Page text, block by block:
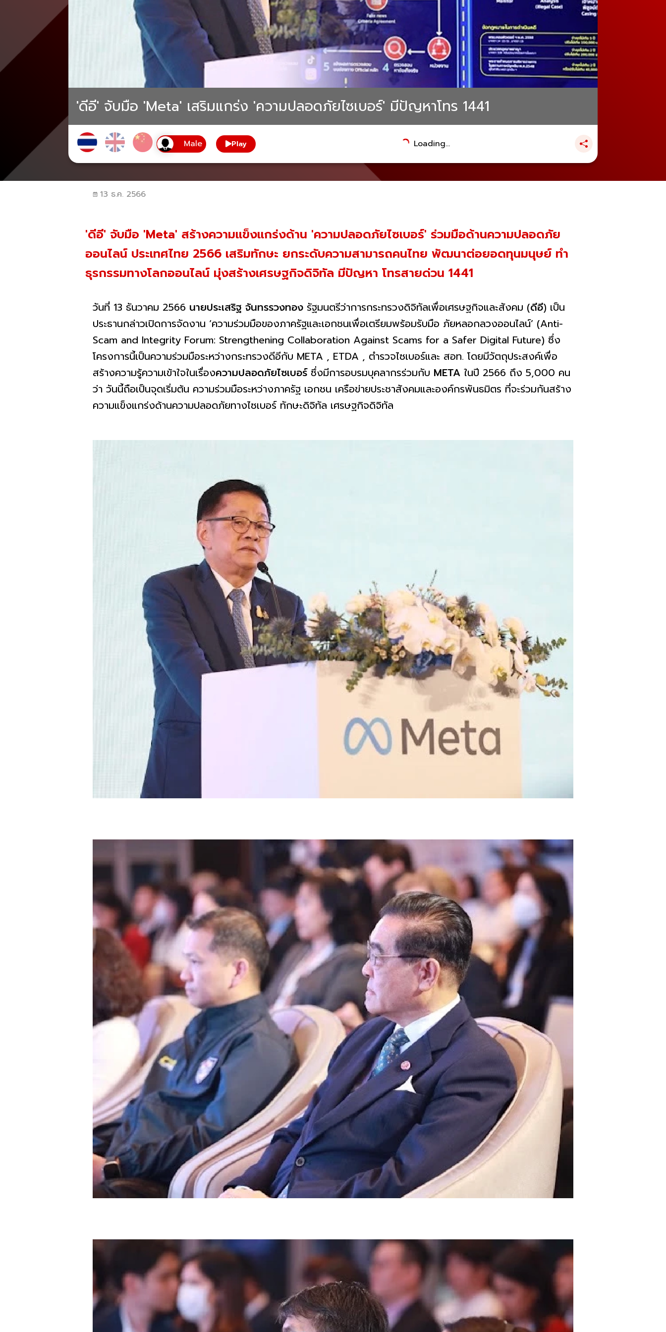
'ดีอี' จับมือ 'Meta' เสริมแกร่ง 'ความปลอดภัยไซเบอร์' มีปัญหาโทร 1441
Play Loading...
13 ธ.ค. 2566
'ดีอี' จับมือ 'Meta' สร้างความแข็งแกร่งด้าน 'ความปลอดภัยไซเบอร์' ร่วมมือด้านความปลอดภัย
ออนไลน์ ประเทศไทย 2566 เสริมทักษะ ยกระดับความสามารถคนไทย พัฒนาต่อยอดทุนมนุษย์ ทำ
ธุรกรรมทางโลกออนไลน์ มุ่งสร้างเศรษฐกิจดิจิทัล มีปัญหา โทรสายด่วน 1441
วันที่ 13 ธันวาคม 2566 นายประเสริฐ จันทรรวงทอง รัฐมนตรีว่าการกระทรวงดิจิทัลเพื่อเศรษฐกิจและสังคม (ดีอี) เป็น
ประธานกล่าวเปิดการจัดงาน ‘ความร่วมมือของภาครัฐและเอกชนเพื่อเตรียมพร้อมรับมือ ภัยหลอกลวงออนไลน์’ (Anti-
Scam and Integrity Forum: Strengthening Collaboration Against Scams for a Safer Digital Future) ซึ่ง
โครงการนี้เป็นความร่วมมือระหว่างกระทรวงดีอีกับ META , ETDA , ตำรวจไซเบอร์และ สอท. โดยมีวัตถุประสงค์เพื่อ
สร้างความรู้ความเข้าใจในเรื่องความปลอดภัยไซเบอร์ ซึ่งมีการอบรมบุคลากรร่วมกับ META ในปี 2566 ถึง 5,000 คน
ว่า วันนี้ถือเป็นจุดเริ่มต้น ความร่วมมือระหว่างภาครัฐ เอกชน เครือข่ายประชาสังคมและองค์กรพันธมิตร ที่จะร่วมกันสร้าง
ความแข็งแกร่งด้านความปลอดภัยทางไซเบอร์ ทักษะดิจิทัล เศรษฐกิจดิจิทัล